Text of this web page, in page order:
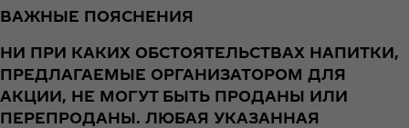
ВАЖНЫЕ ПОЯСНЕНИЯ
НИ ПРИ КАКИХ ОБСТОЯТЕЛЬСТВАХ НАПИТКИ,
ПРЕДЛАГАЕМЫЕ ОРГАНИЗАТОРОМ ДЛЯ
АКЦИИ, НЕ МОГУТ БЫТЬ ПРОДАНЫ ИЛИ
ПЕРЕПРОДАНЫ. ЛЮБАЯ УКАЗАННАЯ